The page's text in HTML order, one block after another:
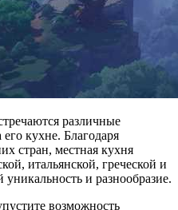
различные
кухне. Благодаря
стран, местная кухня
итальянской, греческой и
и разнообразие.
возможность